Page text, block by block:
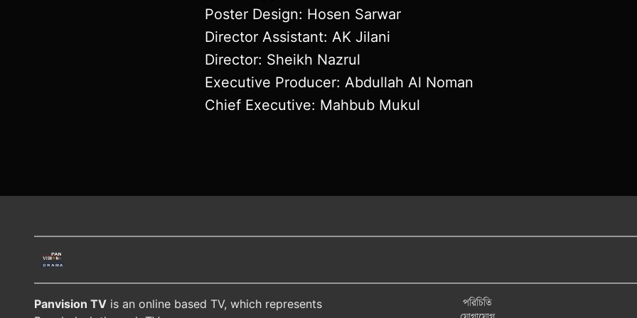
Poster Design: Hosen Sarwar
Director Assistant: AK Jilani
Director: Sheikh Nazrul
Executive Producer: Abdullah Al Noman
Chief Executive: Mahbub Mukul
Panvision TV is an online based TV, which represents
পরিচিতি